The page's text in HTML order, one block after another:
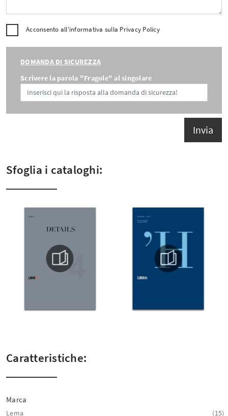
Acconsento all'informativa sulla Privacy Policy
DOMANDA DI SICUREZZA
Scrivere la parola "Fragole" al singolare
Invia
Sfoglia i cataloghi:
Caratteristiche:
Marca
Lema 15